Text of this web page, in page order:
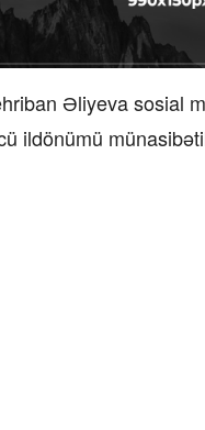
Əliyeva sosial
ildönümü